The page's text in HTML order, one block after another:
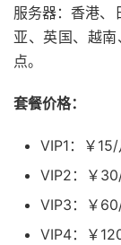
服务器：香港、
亚、英国、越
点。
套餐价格：
VIP1：￥15/
VIP2：￥
VIP3：￥
VIP4：￥